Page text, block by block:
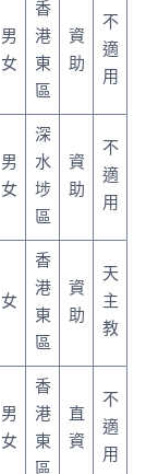
男
女
香
港
東
區
資
助
不
適
用
男
女
深
水
埗
區
資
助
不
適
用
女
香
港
東
區
資
助
天
主
教
男
女
香
港
東
區
直
資
不
適
用